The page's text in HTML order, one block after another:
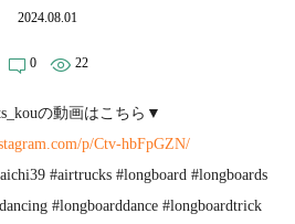
2024.08.01
0 22
の動画はこちら▼
p/Ctv-hbFpGZN/
#airtrucks #longboard #longboards
#longboarddance #longboardtrick